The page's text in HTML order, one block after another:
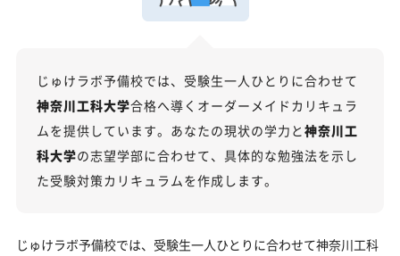
2026年度共通テストの総括：難関大志望者には厳しい戦
2027年度合格に向けた「3つの戦略」
神奈川工科大学の総合型選抜入試対策も万全
神奈川工科大学総合型選抜入試の主な対策内容
じゅけラボ予備校では、受験生一人ひとりに合わせて
神奈川工科大学合格へ導くオーダーメイドカリキュラ
ムを提供しています。あなたの現状の学力と神奈川工
科大学の志望学部に合わせて、具体的な勉強法を示し
た受験対策カリキュラムを作成します。
じゅけラボ予備校では、受験生一人ひとりに合わせて神奈川工科